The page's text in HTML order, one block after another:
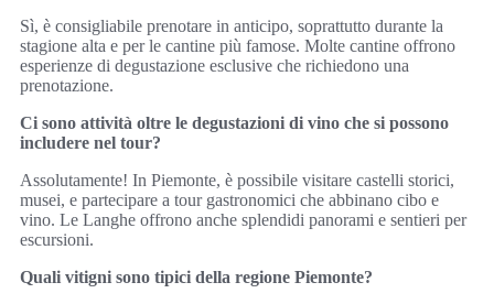
Sì, è consigliabile prenotare in anticipo, soprattutto durante la
stagione alta e per le cantine più famose. Molte cantine offrono
esperienze di degustazione esclusive che richiedono una
prenotazione.
Ci sono attività oltre le degustazioni di vino che si possono
includere nel tour?
Assolutamente! In Piemonte, è possibile visitare castelli storici,
musei, e partecipare a tour gastronomici che abbinano cibo e
vino. Le Langhe offrono anche splendidi panorami e sentieri per
escursioni.
Quali vitigni sono tipici della regione Piemonte?